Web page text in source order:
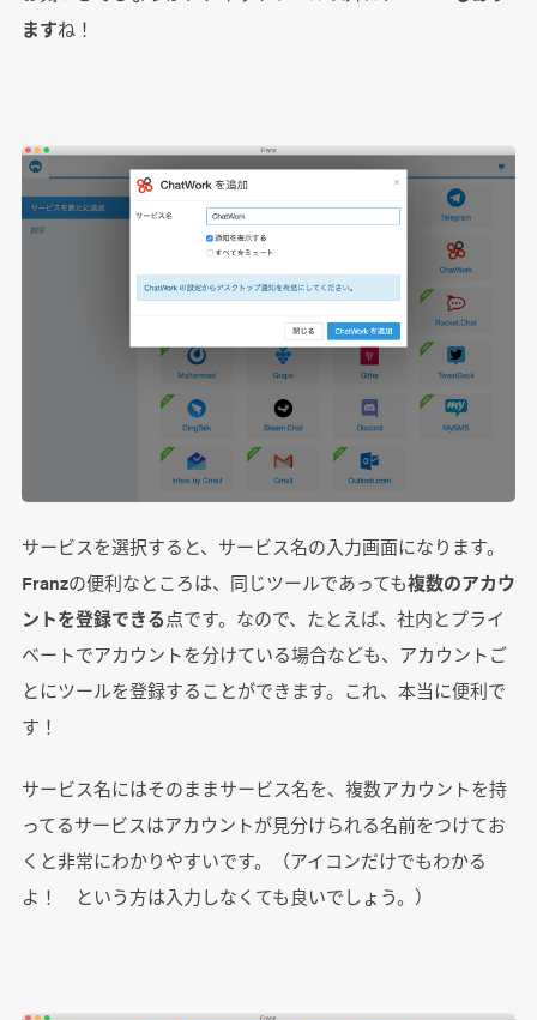
ますね！
サービスを選択すると、サービス名の入力画面になります。
Franzの便利なところは、同じツールであっても複数のアカウ
ントを登録できる点です。なので、たとえば、社内とプライ
ベートでアカウントを分けている場合なども、アカウントご
とにツールを登録することができます。これ、本当に便利で
す！
サービス名にはそのままサービス名を、複数アカウントを持
ってるサービスはアカウントが見分けられる名前をつけてお
くと非常にわかりやすいです。（アイコンだけでもわかる
よ！ という方は入力しなくても良いでしょう。）